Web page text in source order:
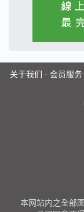
关于我们 · 会员服务
本网站内之全部